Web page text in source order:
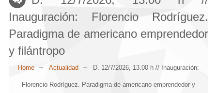
Inauguración: Florencio Rodríguez.
Paradigma de americano emprendedor
y filántropo
Home Actualidad D. 12/7/2026, 13.00 h // Inauguración:
Florencio Rodríguez. Paradigma de americano emprendedor y